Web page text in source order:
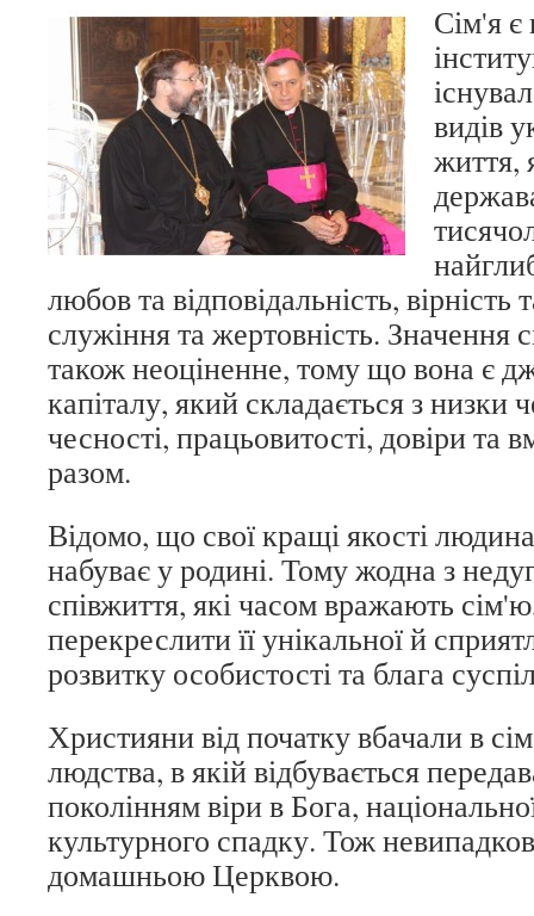
Сім'я
видів
життя,
любов та відповідальність, вірність
служіння та жертовність. Значення
також неоціненне, тому що вона є
капіталу, який складається з низки
чесності, працьовитості, довіри та
разом.
Відомо, що свої кращі якості
набуває у родині. Тому жодна з
співжиття, які часом вражають
перекреслити її унікальної й
розвитку особистості та блага
Християни від початку вбачали в
людства, в якій відбувається
поколінням віри в Бога,
культурного спадку. Тож
домашньою Церквою.